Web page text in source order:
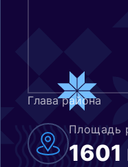
Глава района
Площадь